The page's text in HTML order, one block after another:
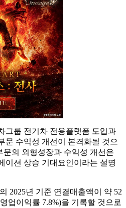
그룹 전기차 전용플랫폼 도입과
문 수익성 개선이 본격화될 것으
문의 외형성장과 수익성 개선은
이션 상승 기대요인이라는 설명
2025년 기준 연결매출액이 약 52
업이익률 7.8%)을 기록할 것으로